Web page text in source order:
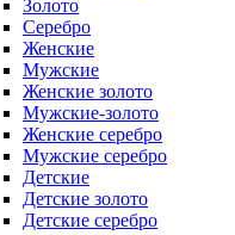
Золото
Серебро
Женские
Мужские
Женские золото
Мужские-золото
Женские серебро
Мужские серебро
Детские
Детские золото
Детские серебро